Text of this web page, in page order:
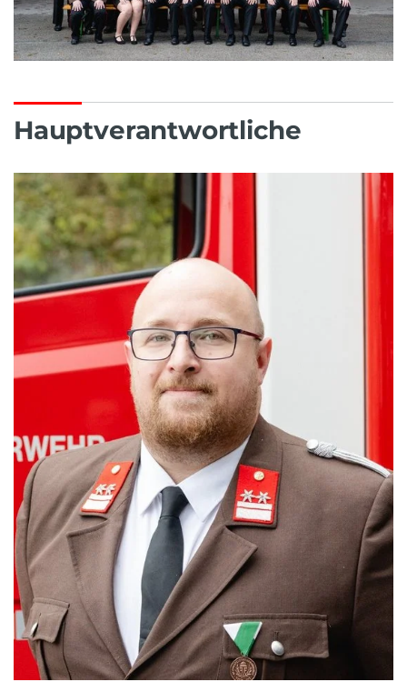
Hauptverantwortliche